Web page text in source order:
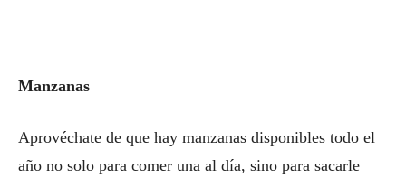
Manzanas
Aprovéchate de que hay manzanas disponibles todo el
año no solo para comer una al día, sino para sacarle